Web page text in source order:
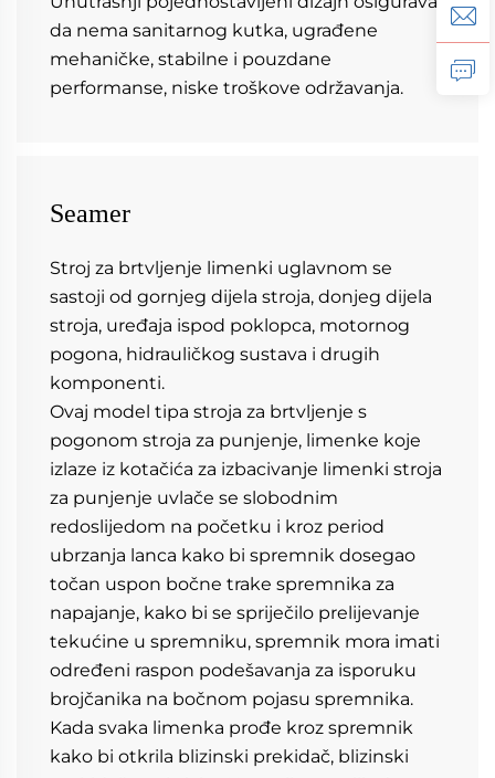
da nema sanitarnog kutka, ugrađene
mehaničke, stabilne i pouzdane
performanse, niske troškove održavanja.
Seamer
Stroj za brtvljenje limenki uglavnom se
sastoji od gornjeg dijela stroja, donjeg dijela
stroja, uređaja ispod poklopca, motornog
pogona, hidrauličkog sustava i drugih
komponenti.
Ovaj model tipa stroja za brtvljenje s
pogonom stroja za punjenje, limenke koje
izlaze iz kotačića za izbacivanje limenki stroja
za punjenje uvlače se slobodnim
redoslijedom na početku i kroz period
ubrzanja lanca kako bi spremnik dosegao
točan uspon bočne trake spremnika za
napajanje, kako bi se spriječilo prelijevanje
tekućine u spremniku, spremnik mora imati
određeni raspon podešavanja za isporuku
brojčanika na bočnom pojasu spremnika.
Kada svaka limenka prođe kroz spremnik
kako bi otkrila blizinski prekidač, blizinski